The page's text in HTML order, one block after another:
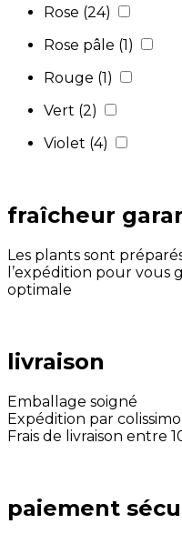
Rose (24)
Rose pâle (1)
Rouge (1)
Vert (2)
Violet (4)
fraîcheur
Les plants sont
l’expédition pour
optimale
livraison
Emballage soigné
Expédition par colissimo
Frais de livraison entre
paiement